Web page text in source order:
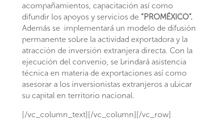
acompañamientos, capacitación así como
difundir los apoyos y servicios de “PROMÉXICO”.
Además se implementará un modelo de difusión
permanente sobre la actividad exportadora y la
atracción de inversión extranjera directa. Con la
ejecución del convenio, se brindará asistencia
técnica en materia de exportaciones así como
asesorar a los inversionistas extranjeros a ubicar
su capital en territorio nacional.
[/vc_column_text][/vc_column][/vc_row]